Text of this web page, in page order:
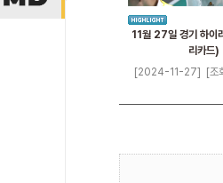
11월 27일 경기 하이
리카드)
[2024-11-27]
[조